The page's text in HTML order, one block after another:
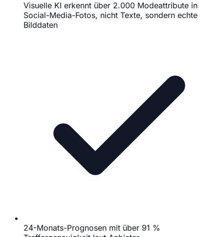
Visuelle KI erkennt über 2.000 Modeattribute in
Social-Media-Fotos, nicht Texte, sondern echte
Bilddaten
24-Monats-Prognosen mit über 91 %